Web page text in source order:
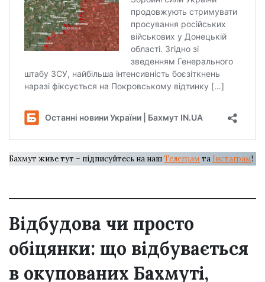
Бахмут живе тут – підписуйтесь на нашТелеграм та Інстаграм!
Відбудова чи просто
обіцянки: що відбувається
в окупованих Бахмуті,